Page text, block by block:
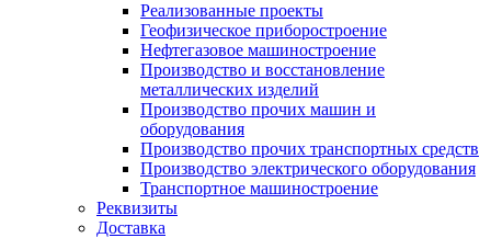
Реализованные проекты
Геофизическое приборостроение
Нефтегазовое машиностроение
Производство и восстановление
металлических изделий
Производство прочих машин и
оборудования
Производство прочих транспортных средств
Производство электрического оборудования
Транспортное машиностроение
Реквизиты
Доставка